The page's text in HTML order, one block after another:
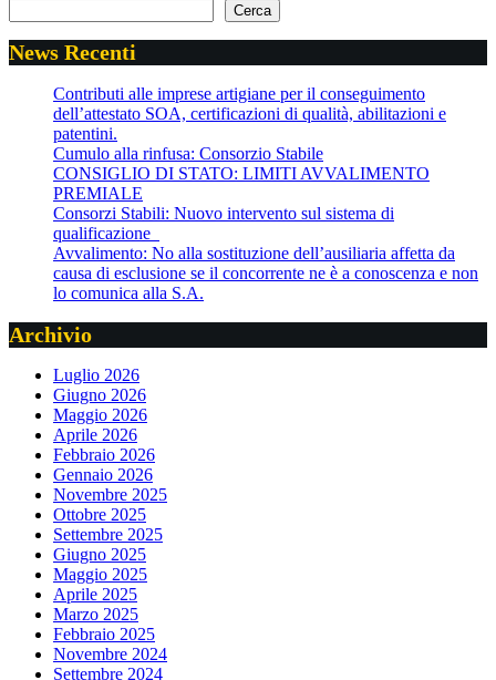
Cerca
News Recenti
Contributi alle imprese artigiane per il conseguimento
dell’attestato SOA, certificazioni di qualità, abilitazioni e
patentini.
Cumulo alla rinfusa: Consorzio Stabile
CONSIGLIO DI STATO: LIMITI AVVALIMENTO
PREMIALE
Consorzi Stabili: Nuovo intervento sul sistema di
qualificazione
Avvalimento: No alla sostituzione dell’ausiliaria affetta da
causa di esclusione se il concorrente ne è a conoscenza e non
lo comunica alla S.A.
Archivio
Luglio 2026
Giugno 2026
Maggio 2026
Aprile 2026
Febbraio 2026
Gennaio 2026
Novembre 2025
Ottobre 2025
Settembre 2025
Giugno 2025
Maggio 2025
Aprile 2025
Marzo 2025
Febbraio 2025
Novembre 2024
Settembre 2024